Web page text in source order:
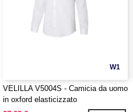
W1
VELILLA V5004S - Camicia da uomo
in oxford elasticizzato